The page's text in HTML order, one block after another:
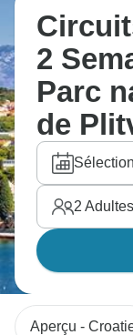
2
Parc
de
2 Adultes
Aperçu -